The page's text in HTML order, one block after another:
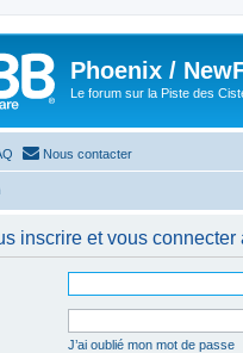
Phoenix /
Le forum sur la Piste des
Nous contacter
inscrire et vous
J’ai oublié mon mot de passe